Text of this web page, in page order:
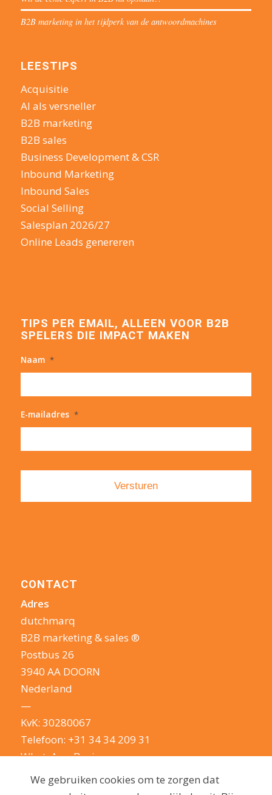
B2B marketing in het tijdperk van de antwoordmachines
LEESTIPS
Acquisitie
AI als versneller
B2B marketing
B2B sales
Business Development & CSR
Inbound Marketing
Inbound Sales
Social Selling
Salesplan 2026/27
Online Leads genereren
TIPS PER EMAIL, ALLEEN VOOR B2B
SPELERS DIE IMPACT MAKEN
Naam *
E-mailadres *
CONTACT
Adres
dutchmarq
B2B marketing & sales ®
Postbus 26
3940 AA DOORN
Nederland
—
KvK: 30280067
Telefoon: +31 34 34 209 31
WhatsApp Business
E-mail:
info@dutchmarq.nl
We gebruiken cookies om te zorgen dat